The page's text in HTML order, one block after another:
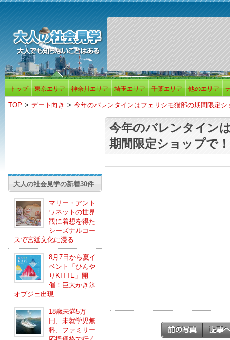
トップ 東京エリア 神奈川エリア 埼玉エリア 千葉エリア 他のエリア
TOP > デート向き > 今年のバレンタインはフェリシモ猫部の期間限定シ
大人の社会見学の新着30件
マリー・アント
ワネットの世界
観に着想を得た
シーズナルコー
スで宮廷文化に浸る
8月7日から夏イ
ベント「ひんや
りKITTE」開
催！巨大かき氷
オブジェ出現
18歳未満5万
円、未就学児無
料、ファミリー
今年のバレンタイン
期間限定ショップで！